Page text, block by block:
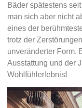
Bäder spätestens
man sich aber nicht
eines der
trotz der
unveränderter Form.
Ausstattung und der
Wohlfühlerlebnis!